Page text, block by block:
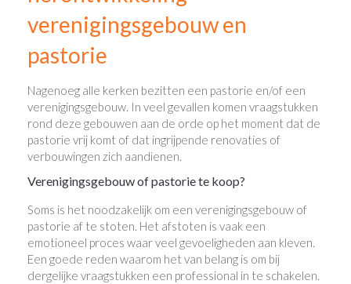
verenigingsgebouw en
pastorie
Nagenoeg alle kerken bezitten een pastorie en/of een
verenigingsgebouw. In veel gevallen komen vraagstukken
rond deze gebouwen aan de orde op het moment dat de
pastorie vrij komt of dat ingrijpende renovaties of
verbouwingen zich aandienen.
Verenigingsgebouw of pastorie te koop?
Soms is het noodzakelijk om een verenigingsgebouw of
pastorie af te stoten. Het afstoten is vaak een
emotioneel proces waar veel gevoeligheden aan kleven.
Een goede reden waarom het van belang is om bij
dergelijke vraagstukken een professional in te schakelen.